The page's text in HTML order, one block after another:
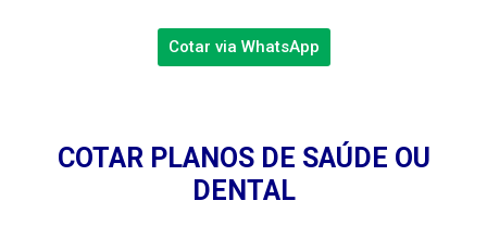
Cotar via WhatsApp
COTAR PLANOS DE SAÚDE OU
DENTAL